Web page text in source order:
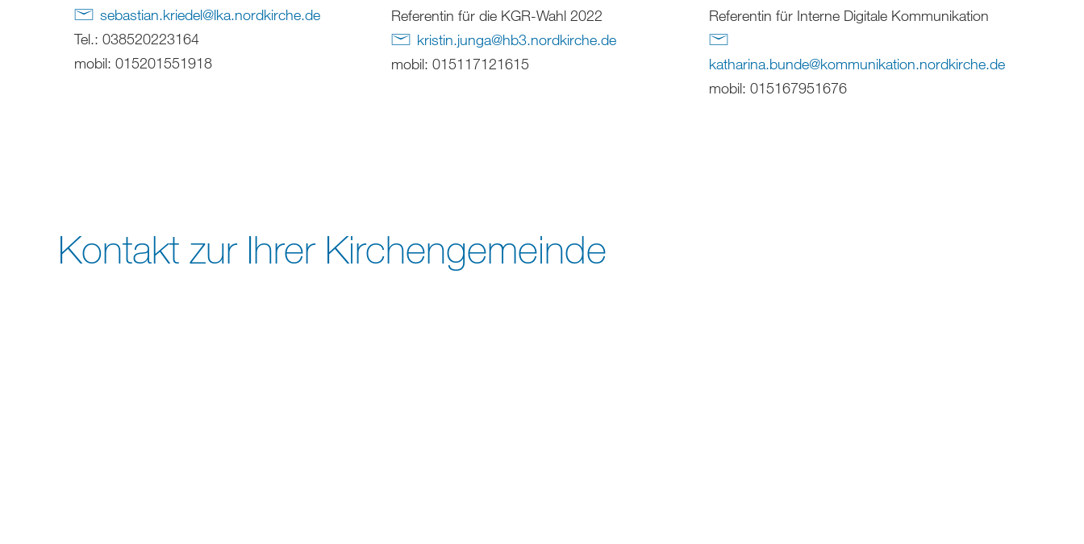
sebastian.kriedel@lka.nordkirche.de
Tel.: 038520223164
mobil: 015201551918
Referentin für die KGR-Wahl 2022
kristin.junga@hb3.nordkirche.de
mobil: 015117121615
Referentin für Interne Digitale Kommunikation
katharina.bunde@kommunikation.nordkirche.de
mobil: 015167951676
Kontakt zur Ihrer Kirchengemeinde